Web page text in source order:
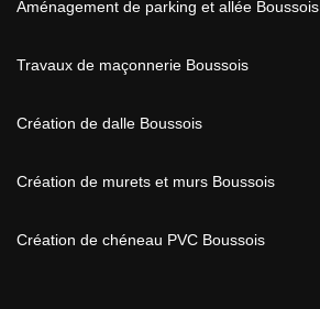
Aménagement de parking et allée Boussois
Travaux de maçonnerie Boussois
Création de dalle Boussois
Création de murets et murs Boussois
Création de chéneau PVC Boussois